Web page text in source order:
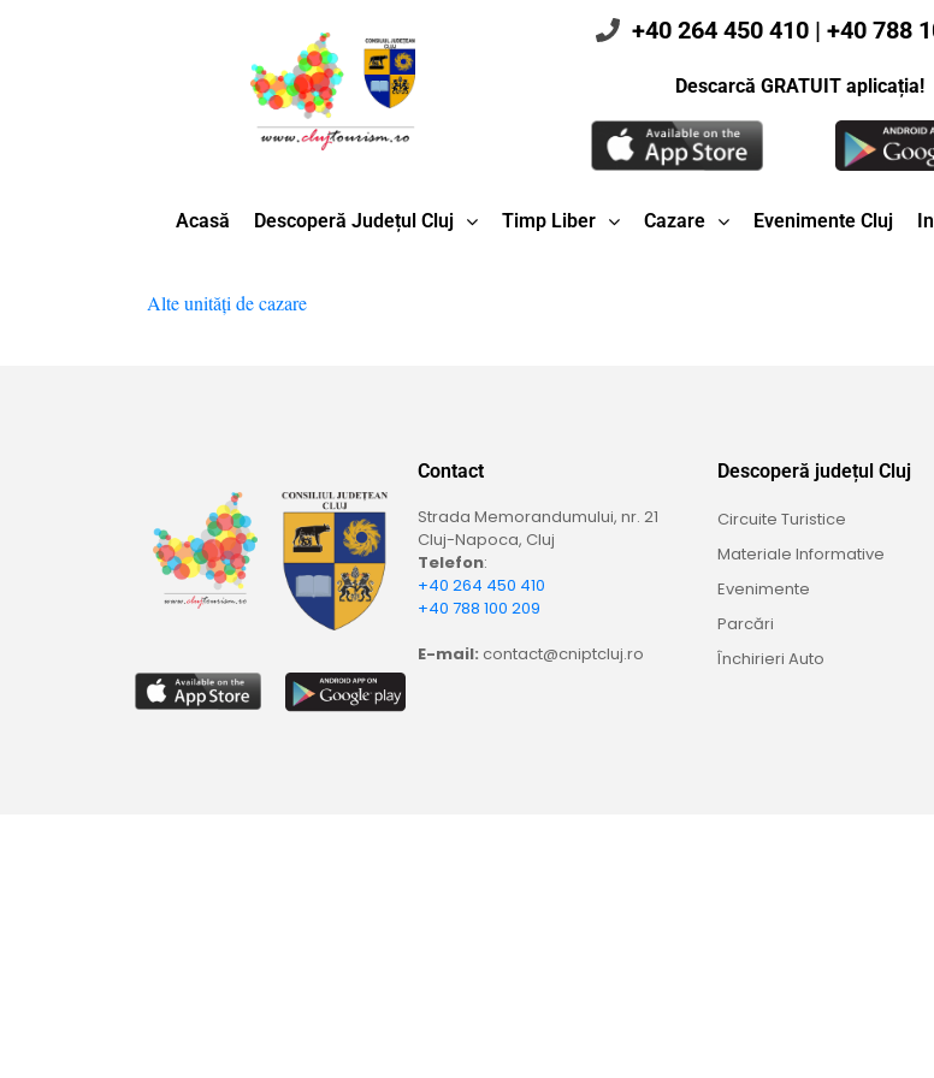
+40 264 450 410 | +40 788
Descarcă GRATUIT aplicația!
Acasă Descoperă Județul Cluj Timp Liber Cazare Evenimente Cluj
Alte unități de cazare
Contact
Strada Memorandumului, nr. 21
Cluj-Napoca, Cluj
Telefon:
+40 264 450 410
+40 788 100 209
E-mail: contact@cniptcluj.ro
Descoperă județul Cluj
Circuite Turistice
Materiale Informative
Evenimente
Parcări
Închirieri Auto